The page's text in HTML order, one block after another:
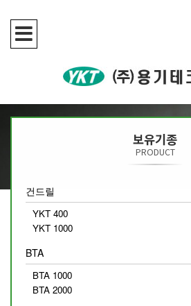
보유기종
PRODUCT
건드릴
YKT 400
YKT 1000
BTA
BTA 1000
BTA 2000